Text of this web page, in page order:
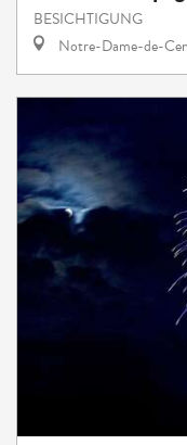
BESICHTIGUNG
Notre-Dame-de-